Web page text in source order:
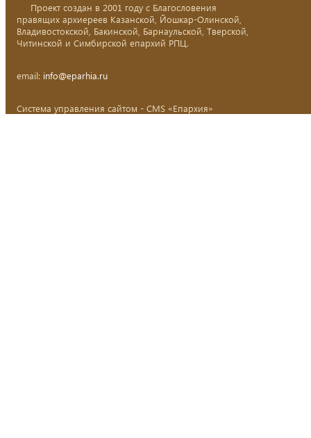
Проект создан в 2001 году с Благословения
правящих архиереев Казанской, Йошкар-Олинской,
Владивостокской, Бакинской, Барнаульской, Тверской,
Читинской и Симбирской епархий РПЦ.
email: info@eparhia.ru
Система управления сайтом - CMS «Епархия»